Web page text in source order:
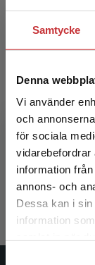
Samtycke
Denna
Vi använder
och
för sociala
vidarebefordrar
information
annons- och
Dessa kan i
information
Det verkar
Vi
Handbok
Lingman,
216 kr inkl.
Exkl. moms: